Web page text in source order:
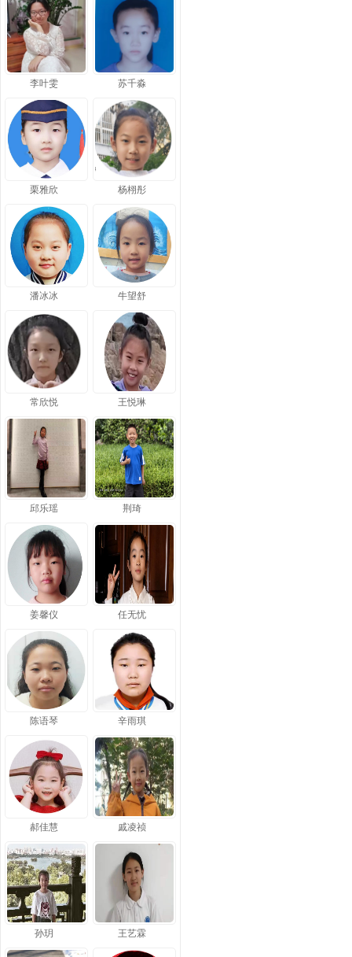
李叶雯 苏千淼
栗雅欣 杨栩彤
潘冰冰 牛望舒
常欣悦 王悦琳
邱乐瑶 荆琦
姜馨仪 任无忧
陈语琴 辛雨琪
郝佳慧 戚凌祯
孙玥 王艺霖